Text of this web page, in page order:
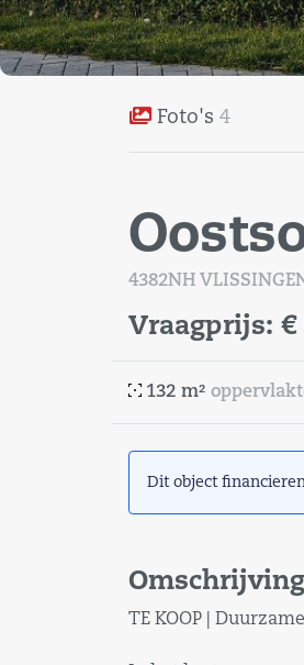
Foto's 4
4382NH
Vraagprijs: €
132 m²
Dit object
Omschrijving
TE KOOP |